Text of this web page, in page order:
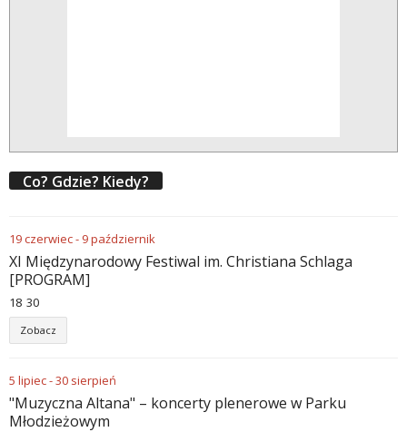
Co? Gdzie? Kiedy?
19czerwiec- 9październik
XI Międzynarodowy Festiwal im. Christiana Schlaga
[PROGRAM]
18 30
Zobacz
5 lipiec-30 sierpień
"Muzyczna Altana" – koncerty plenerowe w Parku
Młodzieżowym